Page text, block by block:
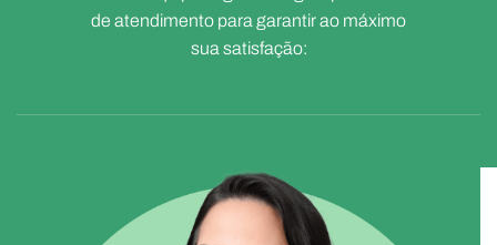
de atendimento para garantir ao máximo
sua satisfação: